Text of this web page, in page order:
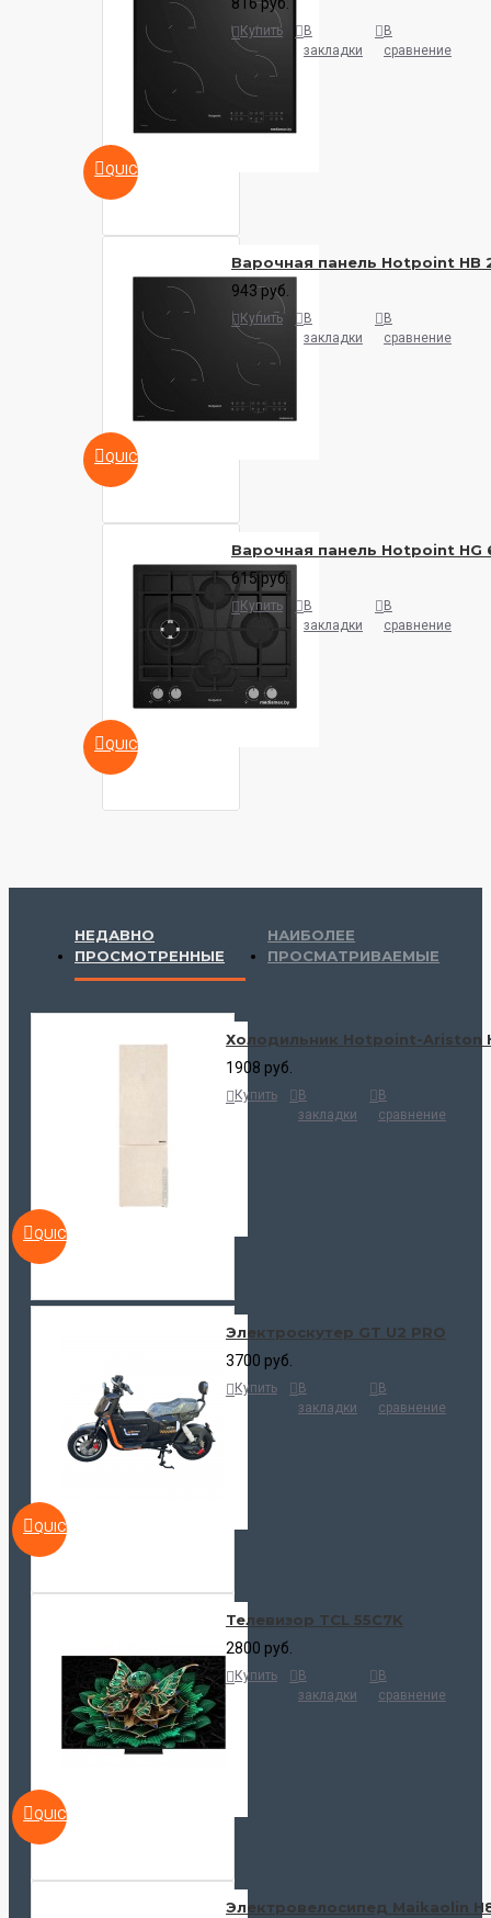
QUICKVIEW
Купить
В
закладки
В
сравнение
QUICKVIEW
Варочная панель Hotpoint HB
943 руб.
Купить
В
закладки
В
сравнение
QUICKVIEW
Варочная панель Hotpoint HG
615 руб.
Купить
В
закладки
В
сравнение
НЕДАВНО
ПРОСМОТРЕННЫЕ
НАИБОЛЕЕ
ПРОСМАТРИВАЕМЫЕ
QUICKVIEW
Холодильник Hotpoint-Ariston
1908 руб.
Купить
В
закладки
В
сравнение
QUICKVIEW
Электроскутер GT U2 PRO
3700 руб.
Купить
В
закладки
В
сравнение
QUICKVIEW
Телевизор TCL 55C7K
2800 руб.
Купить
В
закладки
В
сравнение
Электровелосипед Maikaolin